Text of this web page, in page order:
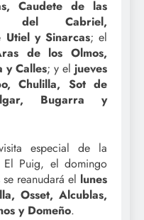
Caudete de las
del Cabriel,
Utiel y Sinarcas; el
de los Olmos,
y Calles; y el jueves
Chulilla, Sot de
Bugarra y
especial de la
El Puig, el domingo
reanudará el lunes
Osset, Alcublas,
y Domeño.